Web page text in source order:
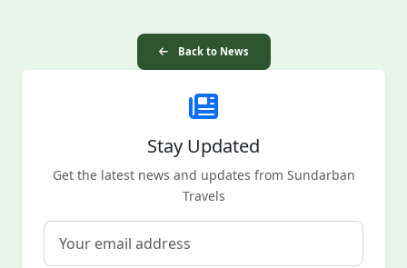
Back to News
Stay Updated
Get the latest news and updates from Sundarban
Travels